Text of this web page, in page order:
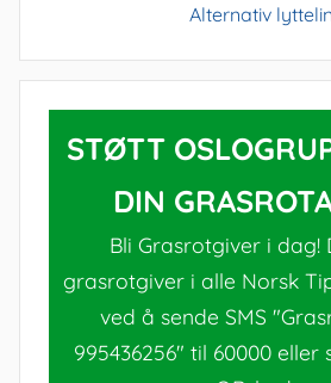
Alternativ
STØTT
DIN
Bli Grasrotgiver i dag!
grasrotgiver i alle Norsk
ved å sende SMS
995436256" til 60000 eller